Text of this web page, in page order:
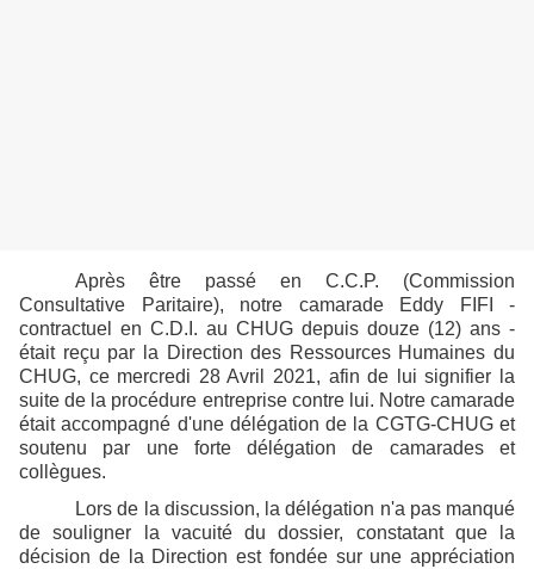
Après être passé en C.C.P. (Commission
Consultative Paritaire), notre camarade Eddy FIFI -
contractuel en C.D.I. au CHUG depuis douze (12) ans -
était reçu par la Direction des Ressources Humaines du
CHUG, ce mercredi 28 Avril 2021, afin de lui signifier la
suite de la procédure entreprise contre lui. Notre camarade
était accompagné d'une délégation de la CGTG-CHUG et
soutenu par une forte délégation de camarades et
collègues.
Lors de la discussion, la délégation n'a pas manqué
de souligner la vacuité du dossier, constatant que la
décision de la Direction est fondée sur une appréciation